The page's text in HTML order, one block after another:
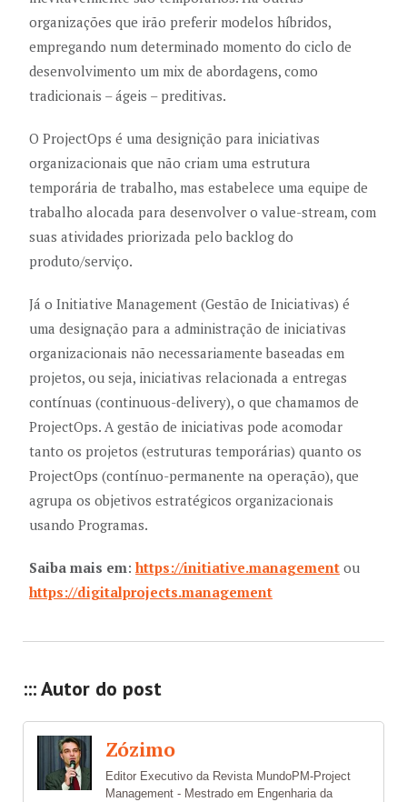
organizações que irão preferir modelos híbridos,
empregando num determinado momento do ciclo de
desenvolvimento um mix de abordagens, como
tradicionais – ágeis – preditivas.
O ProjectOps é uma designição para iniciativas
organizacionais que não criam uma estrutura
temporária de trabalho, mas estabelece uma equipe de
trabalho alocada para desenvolver o value-stream, com
suas atividades priorizada pelo backlog do
produto/serviço.
Já o Initiative Management (Gestão de Iniciativas) é
uma designação para a administração de iniciativas
organizacionais não necessariamente baseadas em
projetos, ou seja, iniciativas relacionada a entregas
contínuas (continuous-delivery), o que chamamos de
ProjectOps. A gestão de iniciativas pode acomodar
tanto os projetos (estruturas temporárias) quanto os
ProjectOps (contínuo-permanente na operação), que
agrupa os objetivos estratégicos organizacionais
usando Programas.
Saiba mais em: https://initiative.management ou
https://digitalprojects.management
::: Autor do post
Zózimo
Editor Executivo da Revista MundoPM-Project
Management - Mestrado em Engenharia da